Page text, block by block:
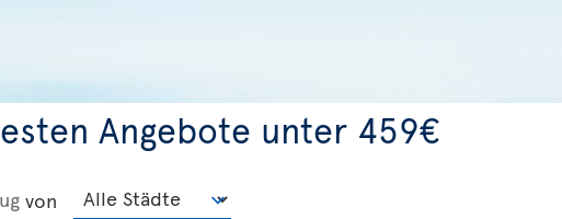
Angebote unter 459€
von